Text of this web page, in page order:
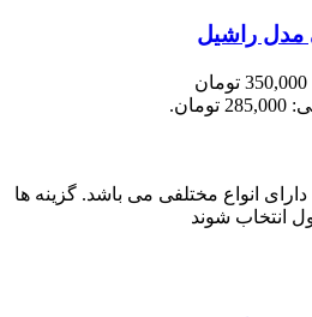
قیمت اصلی: 350,000 تومان
انواع مختلفی می باشد. گزینه ها
انتخاب شوند